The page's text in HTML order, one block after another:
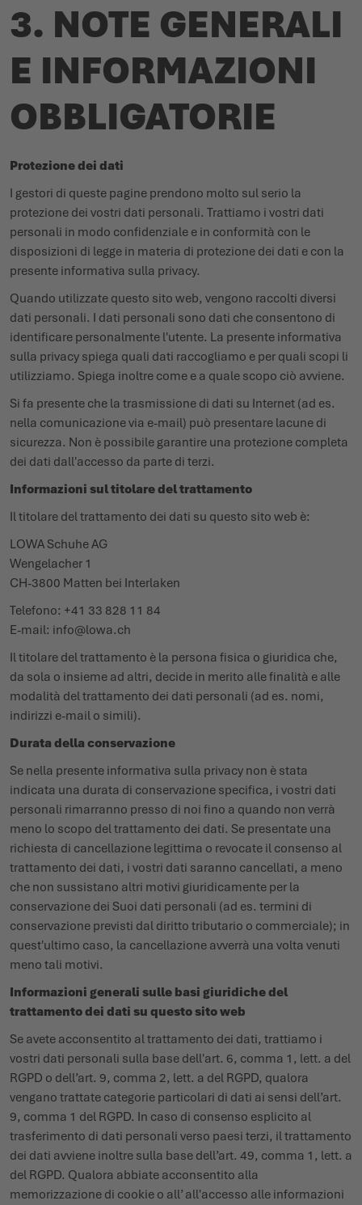
3. NOTE GENERALI
E INFORMAZIONI
OBBLIGATORIE
Protezione dei dati
I gestori di queste pagine prendono molto sul serio la
protezione dei vostri dati personali. Trattiamo i vostri dati
personali in modo confidenziale e in conformità con le
disposizioni di legge in materia di protezione dei dati e con la
presente informativa sulla privacy.
Quando utilizzate questo sito web, vengono raccolti diversi
dati personali. I dati personali sono dati che consentono di
identificare personalmente l'utente. La presente informativa
sulla privacy spiega quali dati raccogliamo e per quali scopi li
utilizziamo. Spiega inoltre come e a quale scopo ciò avviene.
Si fa presente che la trasmissione di dati su Internet (ad es.
nella comunicazione via e-mail) può presentare lacune di
sicurezza. Non è possibile garantire una protezione completa
dei dati dall'accesso da parte di terzi.
Informazioni sul titolare del trattamento
Il titolare del trattamento dei dati su questo sito web è:
LOWA Schuhe AG
Wengelacher 1
CH-3800 Matten bei Interlaken
Telefono: +41 33 828 11 84
E-mail: info@lowa.ch
Il titolare del trattamento è la persona fisica o giuridica che,
da sola o insieme ad altri, decide in merito alle finalità e alle
modalità del trattamento dei dati personali (ad es. nomi,
indirizzi e-mail o simili).
Durata della conservazione
Se nella presente informativa sulla privacy non è stata
indicata una durata di conservazione specifica, i vostri dati
personali rimarranno presso di noi fino a quando non verrà
meno lo scopo del trattamento dei dati. Se presentate una
richiesta di cancellazione legittima o revocate il consenso al
trattamento dei dati, i vostri dati saranno cancellati, a meno
che non sussistano altri motivi giuridicamente per la
conservazione dei Suoi dati personali (ad es. termini di
conservazione previsti dal diritto tributario o commerciale); in
quest'ultimo caso, la cancellazione avverrà una volta venuti
meno tali motivi.
Informazioni generali sulle basi giuridiche del
trattamento dei dati su questo sito web
Se avete acconsentito al trattamento dei dati, trattiamo i
vostri dati personali sulla base dell'art. 6, comma 1, lett. a del
RGPD o dell’art. 9, comma 2, lett. a del RGPD, qualora
vengano trattate categorie particolari di dati ai sensi dell’art.
9, comma 1 del RGPD. In caso di consenso esplicito al
trasferimento di dati personali verso paesi terzi, il trattamento
dei dati avviene inoltre sulla base dell’art. 49, comma 1, lett. a
del RGPD. Qualora abbiate acconsentito alla
memorizzazione di cookie o all’ all'accesso alle informazioni